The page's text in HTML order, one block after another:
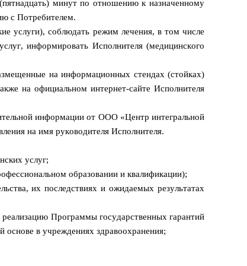
минут по отношению к назначенному
с Потребителем.
услуги), соблюдать режим лечения, в том числе
информировать Исполнителя (медицинского
на информационных стендах (стойках)
на официальном интернет-сайте Исполнителя
информации от ООО «Центр интегральной
на имя руководителя Исполнителя.
услуг;
образовании и квалификации);
их последствиях и ожидаемых результатах
Программы государственных гарантий
в учреждениях здравоохранения;